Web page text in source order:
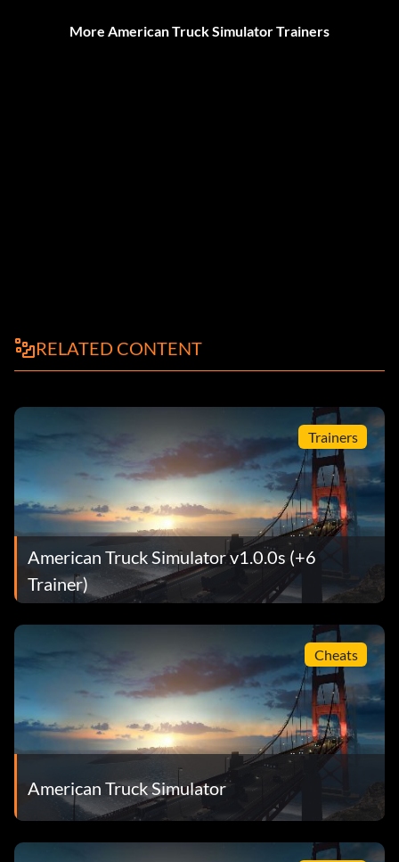
More American Truck Simulator Trainers
RELATED CONTENT
Trainers
American Truck Simulator v1.0.0s (+6
Trainer)
Cheats
American Truck Simulator